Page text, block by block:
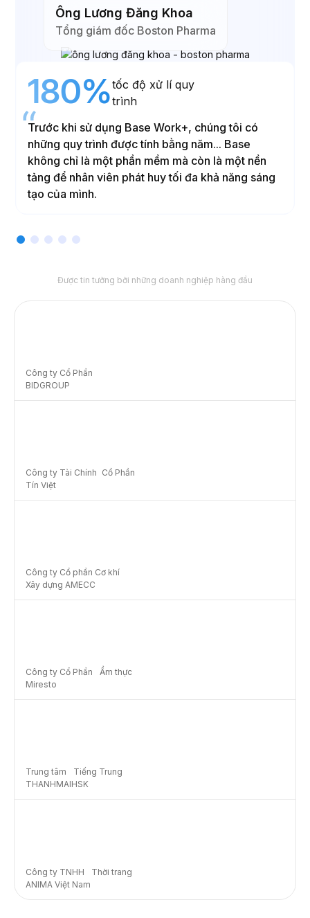
Ông Lã Tuấn Cường
Tổng giám đốc Intro Art
70%doanh thu tăng
Trong 3 năm dùng Base, Intro Art ghi nhận doanh
thu tăng trưởng 60-70%/năm, hiệu suất của
nhân viên tăng 3-4 lần, các chi phí in ấn giấy tờ
duyệt nội bộ giảm đáng kể.
Được tin tưởng bởi những doanh nghiệp hàng đầu
Công ty Cổ Phần
BIDGROUP
Công ty Tài Chính Cổ Phần
Tín Việt
Công ty Cổ phần Cơ khí
Xây dựng AMECC
Công ty Cổ Phần Ẩm thực
Miresto
Trung tâm Tiếng Trung
THANHMAIHSK
Công ty TNHH Thời trang
ANIMA Việt Nam